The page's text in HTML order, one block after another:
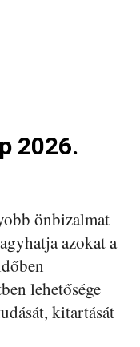
2026.
önbizalmat
azokat a
lehetősége
kitartását